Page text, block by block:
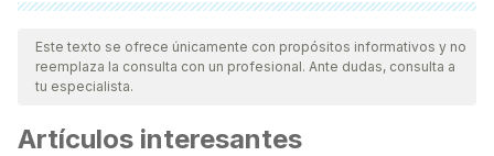
Todas las fuentes citadas fueron revisadas a profundidad por
nuestro equipo, para asegurar su calidad, confiabilidad,
vigencia y validez.La bibliografía de este artículo fue
científica.
Este texto se ofrece únicamente con propósitos informativos y no
reemplaza la consulta con un profesional. Ante dudas, consulta a
tu especialista.
Artículos interesantes